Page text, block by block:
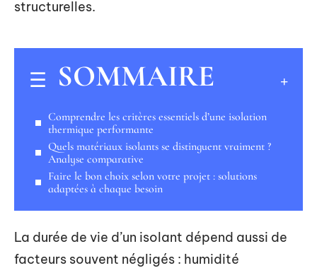
structurelles.
SOMMAIRE
Comprendre les critères essentiels d’une isolation
thermique performante
Quels matériaux isolants se distinguent vraiment ?
Analyse comparative
Faire le bon choix selon votre projet : solutions
adaptées à chaque besoin
La durée de vie d’un isolant dépend aussi de
facteurs souvent négligés : humidité